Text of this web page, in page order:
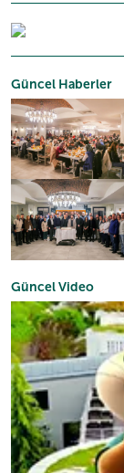
Güncel Haberler
Güncel Video